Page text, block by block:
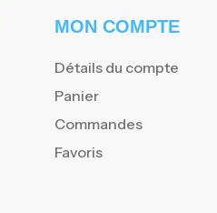
MON COMPTE
Détails du compte
Panier
Commandes
Favoris